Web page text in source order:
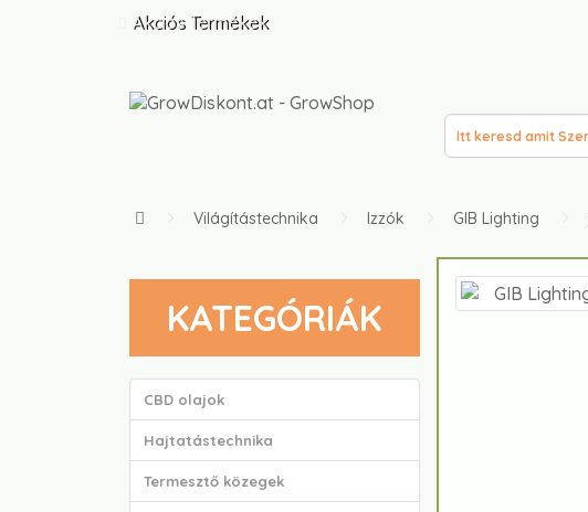
Akciós Termékek
Világítástechnika Izzók GIB Lighting
KATEGÓRIÁK
CBD olajok
Hajtatástechnika
Termesztő közegek